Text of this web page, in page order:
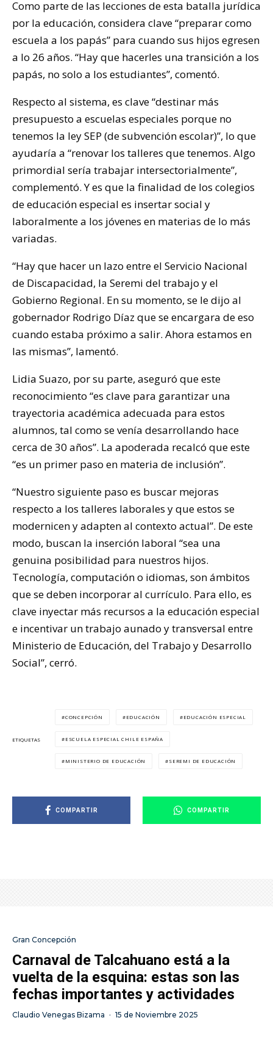
Como parte de las lecciones de esta batalla jurídica
por la educación, considera clave “preparar como
escuela a los papás” para cuando sus hijos egresen
a lo 26 años. “Hay que hacerles una transición a los
papás, no solo a los estudiantes”, comentó.
Respecto al sistema, es clave “destinar más
presupuesto a escuelas especiales porque no
tenemos la ley SEP (de subvención escolar)”, lo que
ayudaría a “renovar los talleres que tenemos. Algo
primordial sería trabajar intersectorialmente”,
complementó. Y es que la finalidad de los colegios
de educación especial es insertar social y
laboralmente a los jóvenes en materias de lo más
variadas.
“Hay que hacer un lazo entre el Servicio Nacional
de Discapacidad, la Seremi del trabajo y el
Gobierno Regional. En su momento, se le dijo al
gobernador Rodrigo Díaz que se encargara de eso
cuando estaba próximo a salir. Ahora estamos en
las mismas”, lamentó.
Lidia Suazo, por su parte, aseguró que este
reconocimiento “es clave para garantizar una
trayectoria académica adecuada para estos
alumnos, tal como se venía desarrollando hace
cerca de 30 años”. La apoderada recalcó que este
“es un primer paso en materia de inclusión”.
“Nuestro siguiente paso es buscar mejoras
respecto a los talleres laborales y que estos se
modernicen y adapten al contexto actual”. De este
modo, buscan la inserción laboral “sea una
genuina posibilidad para nuestros hijos.
Tecnología, computación o idiomas, son ámbitos
que se deben incorporar al currículo. Para ello, es
clave inyectar más recursos a la educación especial
e incentivar un trabajo aunado y transversal entre
Ministerio de Educación, del Trabajo y Desarrollo
Social”, cerró.
ETIQUETAS
CONCEPCIÓN EDUCACIÓN EDUCACIÓN ESPECIAL
ESCUELA ESPECIAL CHILE ESPAÑA
MINISTERIO DE EDUCACIÓN SEREMI DE EDUCACIÓN
COMPARTIR COMPARTIR
Gran Concepción
Carnaval de Talcahuano está a la
vuelta de la esquina: estas son las
fechas importantes y actividades
Claudio Venegas Bizama · 15 de Noviembre 2025